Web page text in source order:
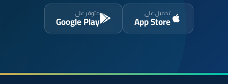
تحميل على
App Store
متوفر على
Google Play